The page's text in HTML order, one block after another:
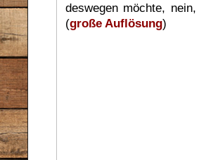
deswegen möchte,
(große Auflösung)